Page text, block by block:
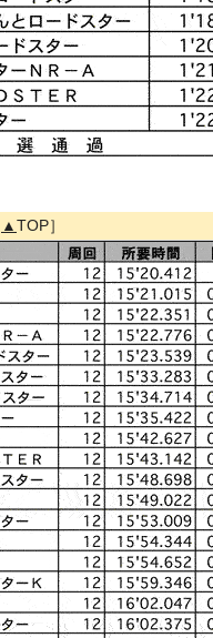
▲TOP］